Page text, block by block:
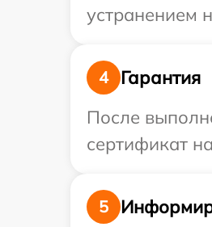
устранением
4
Гарантия
После
сертификат
5